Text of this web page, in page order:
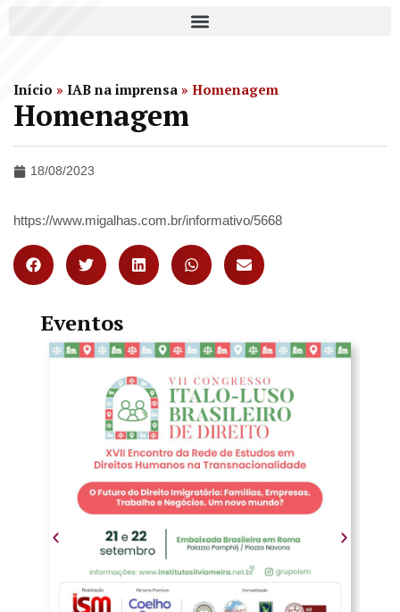
Início » IAB na imprensa » Homenagem
Homenagem
18/08/2023
https://www.migalhas.com.br/informativo/5668
Eventos